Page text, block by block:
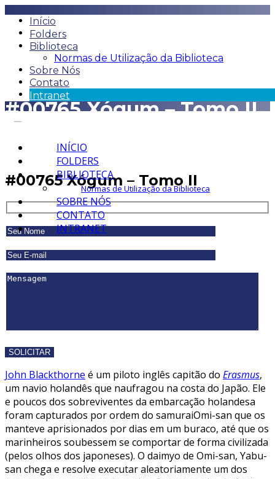
Início
Folders
Biblioteca
Normas de Utilização da Biblioteca
Sobre Nós
Contato
Intranet
INÍCIO
FOLDERS
BIBLIOTECA
Normas de Utilização da Biblioteca
SOBRE NÓS
CONTATO
INTRANET
#00765 Xógum – Tomo II
#00765 Xógum – Tomo II
John Blackthorne é um piloto inglês capitão do Erasmus,
um navio holandês que naufragou na costa do Japão. Ele
e poucos dos sobreviventes da embarcação holandesa
foram capturados por ordem do samuraiOmi-san que os
manteve aprisionados por dias em um buraco, até que os
marinheiros soubessem se comportar de forma civilizada
(pelos olhos dos japoneses). O daimyo de Omi-san, Yabu-
san chega e resolve executar aleatoriamente um dos